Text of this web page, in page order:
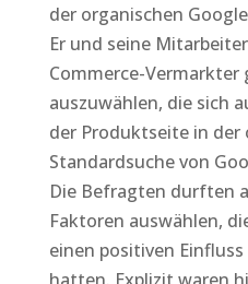
der organischen
Er und seine
Commerce-Vermarkter
auszuwählen, die sich
der Produktseite in der
Standardsuche von
Die Befragten durften
Faktoren auswählen,
einen positiven